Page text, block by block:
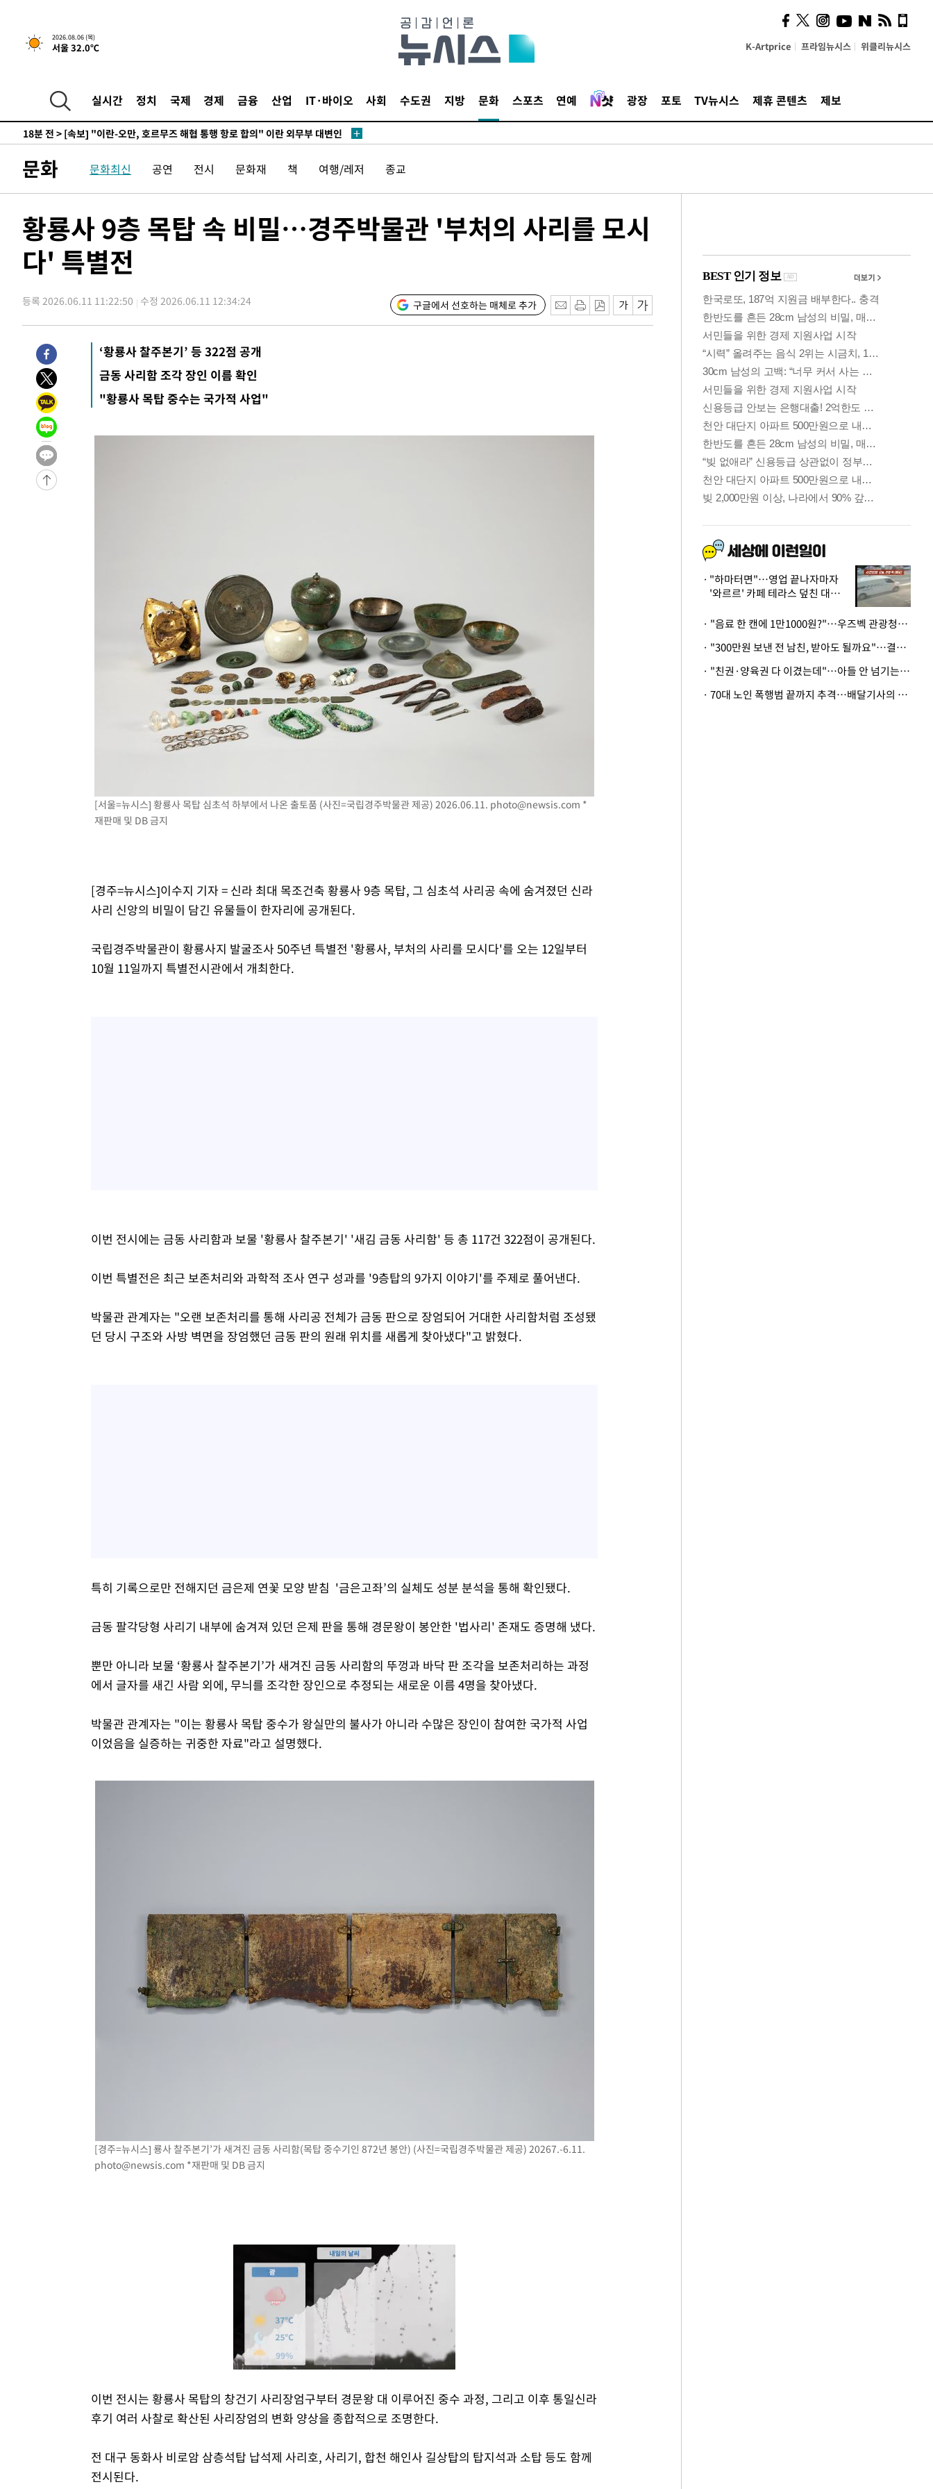
2026.08.06 (목)
서울 32.0℃ K-Artprice 프라임뉴시스 위클리뉴시스
실시간 정치 국제 경제 금융 산업 IT·바이오 사회 수도권 지방 문화 스포츠 연예 광장 포토 TV뉴시스 제휴 콘텐츠 제보
[속보] "이란-오만, 호르무즈 해협 통행 항로 합의" 이란 외무부 대변인
-31515초 전 >서울 열대야 15일째 지속…비공식 '초열대야' 30도 넘어
-30065초 전 >
[속보]코스피, 119.51포인트(1.81%) 내린 6478.75 개장
-26512초 전 >6월 경상수지 497.3억 달러…두 달 연속 사상 최대
-23825초 전 >미 워싱턴주 스포캔 시의 통제불능 3개 산불, 방화선 일부 구축
-15998초 전 > [속보] 호르무즈 해협 이란-오만 협상 기대속 뉴욕증시 혼조 마감 다
우 0.49%↑
-14353초 전 >[속보] 이란 대통령 "지금 최고지도자와 소통하기가 매우 어려워"
-31535초 전 >서울 열대야 15일째 지속…비공식 '초열대야' 30도 넘어
-30102초 전 >[속보]코스닥, 2.15포인트(0.27%) 내린 797.44 출발
-30085초 전 >
[속보]코스피, 119.51포인트(1.81%) 내린 6478.75 개장
-26532초 전 >
6월 경상수지 497.3억 달러…두 달 연속 사상 최대
-26483초 전 >
-23845초 전 >
미 워싱턴주 스포캔 시의 통제불능 3개 산불, 방화선 일부 구축
-16018초 전 >
우 0.49%↑
-14373초 전 >
취임 3년 인터뷰
17분 전 >
문화 문화최신 공연 전시 문화재 책 여행/레저 종교
황룡사 9층 목탑 속 비밀…경주박물관 '부처의 사리를 모시
다' 특별전
등록 2026.06.11 11:22:50 수정 2026.06.11 12:34:24 구글에서 선호하는 매체로 추가
‘황룡사 찰주본기’ 등 322점 공개
금동 사리함 조각 장인 이름 확인
"황룡사 목탑 중수는 국가적 사업"
[서울=뉴시스] 황룡사 목탑 심초석 하부에서 나온 출토품 (사진=국립경주박물관 제공) 2026.06.11. photo@newsis.com *
재판매 및 DB 금지
[경주=뉴시스]이수지 기자 = 신라 최대 목조건축 황룡사 9층 목탑, 그 심초석 사리공 속에 숨겨졌던 신라
사리 신앙의 비밀이 담긴 유물들이 한자리에 공개된다.
국립경주박물관이 황룡사지 발굴조사 50주년 특별전 '황룡사, 부처의 사리를 모시다'를 오는 12일부터
10월 11일까지 특별전시관에서 개최한다.
이번 전시에는 금동 사리함과 보물 '황룡사 찰주본기' '새김 금동 사리함' 등 총 117건 322점이 공개된다.
이번 특별전은 최근 보존처리와 과학적 조사 연구 성과를 '9층탑의 9가지 이야기'를 주제로 풀어낸다.
박물관 관계자는 "오랜 보존처리를 통해 사리공 전체가 금동 판으로 장엄되어 거대한 사리함처럼 조성됐
던 당시 구조와 사방 벽면을 장엄했던 금동 판의 원래 위치를 새롭게 찾아냈다"고 밝혔다.
특히 기록으로만 전해지던 금은제 연꽃 모양 받침 '금은고좌’의 실체도 성분 분석을 통해 확인됐다.
금동 팔각당형 사리기 내부에 숨겨져 있던 은제 판을 통해 경문왕이 봉안한 '법사리' 존재도 증명해 냈다.
뿐만 아니라 보물 ‘황룡사 찰주본기’가 새겨진 금동 사리함의 뚜껑과 바닥 판 조각을 보존처리하는 과정
에서 글자를 새긴 사람 외에, 무늬를 조각한 장인으로 추정되는 새로운 이름 4명을 찾아냈다.
박물관 관계자는 "이는 황룡사 목탑 중수가 왕실만의 불사가 아니라 수많은 장인이 참여한 국가적 사업
이었음을 실증하는 귀중한 자료"라고 설명했다.
[경주=뉴시스] 룡사 찰주본기’가 새겨진 금동 사리함(목탑 중수기인 872년 봉안) (사진=국립경주박물관 제공) 20267.-6.11.
photo@newsis.com *재판매 및 DB 금지
Mute
이번 전시는 황룡사 목탑의 창건기 사리장엄구부터 경문왕 대 이루어진 중수 과정, 그리고 이후 통일신라
후기 여러 사찰로 확산된 사리장엄의 변화 양상을 종합적으로 조명한다.
전 대구 동화사 비로암 삼층석탑 납석제 사리호, 사리기, 합천 해인사 길상탑의 탑지석과 소탑 등도 함께
전시된다.
카페사장들 "배달플랫폼 상
생안이 더 절실"
"하마터면"…영업 끝나자마자
'와르르' 카페 테라스 덮친 대리
· "음료 한 캔에 1만1000원?"…우즈벡 관광청까지 나섰다, 유튜버 폭로 후폭풍
· "300만원 보낸 전 남친, 받아도 될까요"…결혼 앞둔 예비신부의 뜻밖 고충
· "친권·양육권 다 이겼는데"…아들 안 넘기는 아내에 '강제집행' 가능할까
· 70대 노인 폭행범 끝까지 추격…배달기사의 용기, 추가 피해 막았다